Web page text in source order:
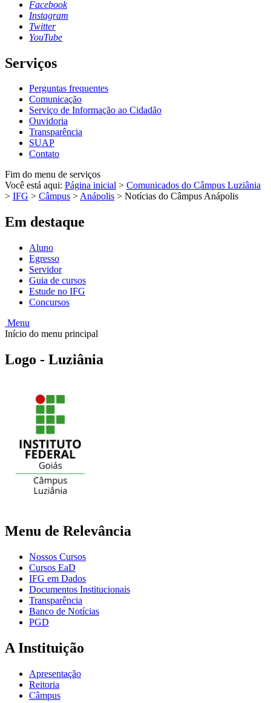
Facebook
Instagram
Twitter
YouTube
Serviços
Perguntas frequentes
Comunicação
Serviço de Informação ao Cidadão
Ouvidoria
Transparência
SUAP
Contato
Fim do menu de serviços
Você está aqui: Página inicial > Comunicados do Câmpus Luziânia
> IFG > Câmpus >Anápolis > Notícias do Câmpus Anápolis
Em destaque
Aluno
Egresso
Servidor
Guia de cursos
Estude no IFG
Concursos
Menu
Início do menu principal
Logo - Luziânia
Menu de Relevância
Nossos Cursos
Cursos EaD
IFG em Dados
Documentos Institucionais
Transparência
Banco de Notícias
PGD
A Instituição
Apresentação
Reitoria
Câmpus